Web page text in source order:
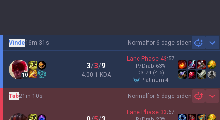
Normal for 6 dage siden
Vinde16m 31s
10
3/3/9
4.00:1 KDA
Lane Phase 43:57
P/Drab 63%
CS 74 (4.5)
platinum 4
Normal for 6 dage siden
Tab21m 10s
Lane Phase 33:67